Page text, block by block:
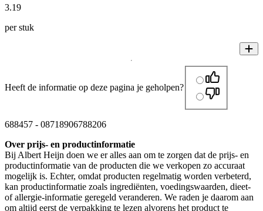
3.19
per stuk
Heeft de informatie op deze pagina je geholpen?
688457 - 08718906788206
Over prijs- en productinformatie
Bij Albert Heijn doen we er alles aan om te zorgen dat de prijs- en
productinformatie van de producten die we verkopen zo accuraat
mogelijk is. Echter, omdat producten regelmatig worden verbeterd,
kan productinformatie zoals ingrediënten, voedingswaarden, dieet-
of allergie-informatie geregeld veranderen. We raden je daarom aan
om altijd eerst de verpakking te lezen alvorens het product te